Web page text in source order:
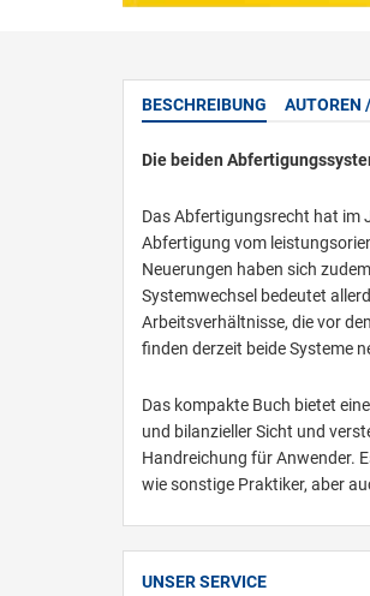
BESCHREIBUNG AUTOREN
Die beiden
Das Abfertigungsrecht hat im
Abfertigung vom
Neuerungen haben sich
Systemwechsel bedeutet
Arbeitsverhältnisse, die vor
finden derzeit beide Systeme
Das kompakte Buch bietet
und bilanzieller Sicht und
Handreichung für Anwender.
wie sonstige Praktiker, aber
UNSER SERVICE